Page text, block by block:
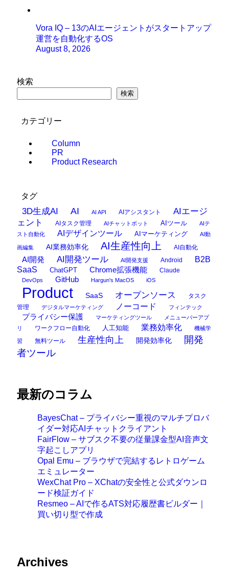
Vora IQ – 13のAIエージェントがスタートアップ
運営を自動化するOS
August 8, 2026
検索
検索
カテゴリー
Column
PR
Product Research
タグ
3D生成AI AI AI API AIアシスタント
AIエージ
ェント
AIタスク管理 AIチャットボット AIツール
AIテ
スト自動化
AIデザインツール AIマーケティング AI動
画編集 AI業務効率化 AI生産性向上 AI自動化
AI開発 AI開発ツール AI開発支援 Android
B2B
SaaS
ChatGPT Chrome拡張機能 Claude
DevOps GitHub Hargun's MacOS iOS
Product SaaS オープンソース
タスク
管理
デジタルマーケティング ノーコード フィンテック
プライバシー保護 マーケティングツール
メニューバーアプ
リ
ワークフロー自動化 人工知能 業務効率化 機械学
習 無料ツール 生産性向上 開発効率化
開発
者ツール
最新のコラム
BayesChat – プライバシー重視のマルチプロバ
イダー対応AIチャットクライアント
FairFlow – サブスク不要の従量課金型AI音声文
字起こしアプリ
Opal Emu – ブラウザで完結するレトロゲーム
エミュレーター
WexChat Pro – XChatの安全性と公式ダウンロ
ード検証ガイド
Resmeo – AIで作るATS対応履歴書ビルダー｜
買い切り型で作成
Archives